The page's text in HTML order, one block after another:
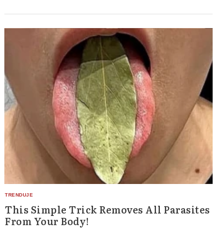
This Simple Trick Removes All Parasites
From Your Body!